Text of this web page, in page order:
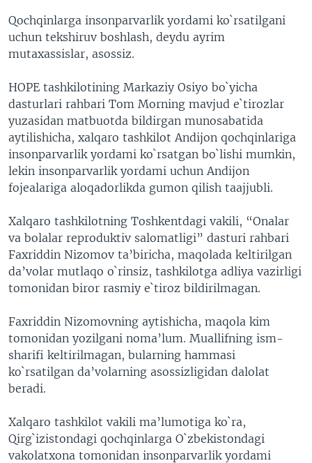
Qochqinlarga insonparvarlik yordami ko`rsatilgani
uchun tekshiruv boshlash, deydu ayrim
mutaxassislar, asossiz.
HOPE tashkilotining Markaziy Osiyo bo`yicha
dasturlari rahbari Tom Morning mavjud e`tirozlar
yuzasidan matbuotda bildirgan munosabatida
aytilishicha, xalqaro tashkilot Andijon qochqinlariga
insonparvarlik yordami ko`rsatgan bo`lishi mumkin,
lekin insonparvarlik yordami uchun Andijon
fojealariga aloqadorlikda gumon qilish taajjubli.
Xalqaro tashkilotning Toshkentdagi vakili, “Onalar
va bolalar reproduktiv salomatligi” dasturi rahbari
Faxriddin Nizomov ta’biricha, maqolada keltirilgan
da’volar mutlaqo o`rinsiz, tashkilotga adliya vazirligi
tomonidan biror rasmiy e`tiroz bildirilmagan.
Faxriddin Nizomovning aytishicha, maqola kim
tomonidan yozilgani noma’lum. Muallifning ism-
sharifi keltirilmagan, bularning hammasi
ko`rsatilgan da’volarning asossizligidan dalolat
beradi.
Xalqaro tashkilot vakili ma’lumotiga ko`ra,
Qirg`izistondagi qochqinlarga O`zbekistondagi
vakolatxona tomonidan insonparvarlik yordami